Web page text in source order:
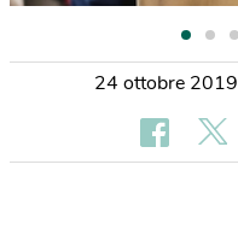
24 ottobre 2019